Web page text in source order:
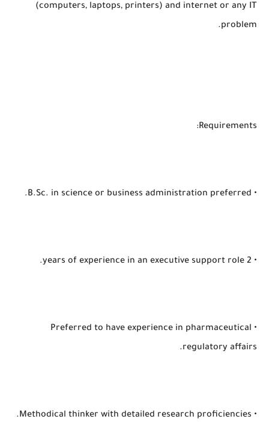
(computers, laptops, printers) and internet or any IT
problem.
Requirements:
• B.Sc. in science or business administration preferred.
• 2 years of experience in an executive support role.
• Preferred to have experience in pharmaceutical
regulatory affairs.
• Methodical thinker with detailed research proficiencies.